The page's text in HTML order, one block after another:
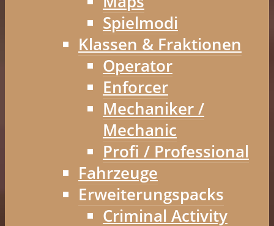
Spielmodi
Klassen & Fraktionen
Operator
Enforcer
Mechaniker /
Mechanic
Profi / Professional
Fahrzeuge
Erweiterungspacks
Criminal Activity